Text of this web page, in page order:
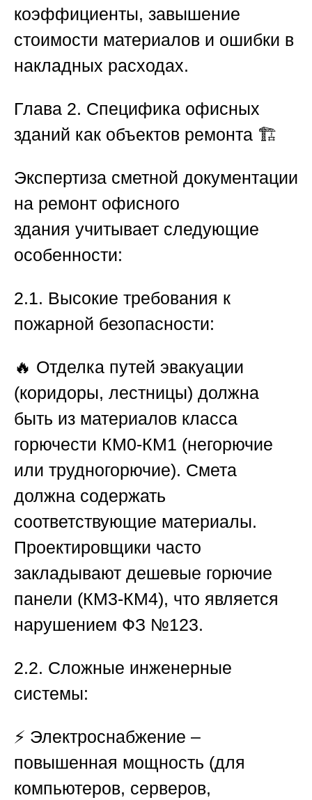
коэффициенты, завышение
стоимости материалов и ошибки в
накладных расходах.
Глава 2. Специфика офисных
зданий как объектов ремонта 🏗️
Экспертиза сметной документации
на ремонт офисного
здания учитывает следующие
особенности:
2.1. Высокие требования к
пожарной безопасности:
🔥 Отделка путей эвакуации
(коридоры, лестницы) должна
быть из материалов класса
горючести КМ0-КМ1 (негорючие
или трудногорючие). Смета
должна содержать
соответствующие материалы.
Проектировщики часто
закладывают дешевые горючие
панели (КМ3-КМ4), что является
нарушением ФЗ №123.
2.2. Сложные инженерные
системы:
⚡ Электроснабжение –
повышенная мощность (для
компьютеров, серверов,